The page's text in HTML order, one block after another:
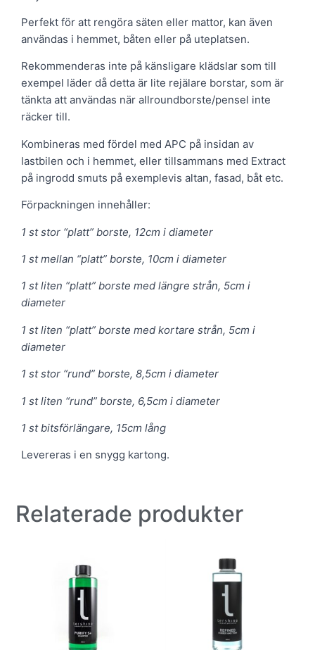
Perfekt för att rengöra säten eller mattor, kan även
användas i hemmet, båten eller på uteplatsen.
Rekommenderas inte på känsligare klädslar som till
exempel läder då detta är lite rejälare borstar, som är
tänkta att användas när allroundborste/pensel inte
räcker till.
Kombineras med fördel med APC på insidan av
lastbilen och i hemmet, eller tillsammans med Extract
på ingrodd smuts på exemplevis altan, fasad, båt etc.
Förpackningen innehåller:
1 st stor “platt” borste, 12cm i diameter
1 st mellan “platt” borste, 10cm i diameter
1 st liten “platt” borste med längre strån, 5cm i
diameter
1 st liten “platt” borste med kortare strån, 5cm i
diameter
1 st stor “rund” borste, 8,5cm i diameter
1 st liten “rund” borste, 6,5cm i diameter
1 st bitsförlängare, 15cm lång
Levereras i en snygg kartong.
Relaterade produkter